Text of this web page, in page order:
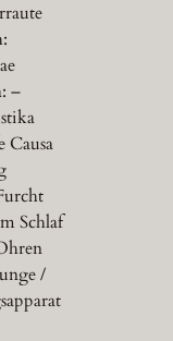
–
Causa
Schlaf
/